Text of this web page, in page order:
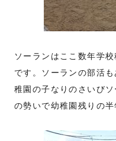
ソーランはここ数年学
です。ソーランの部活
稚園の子なりのさいび
の勢いで幼稚園残りの半